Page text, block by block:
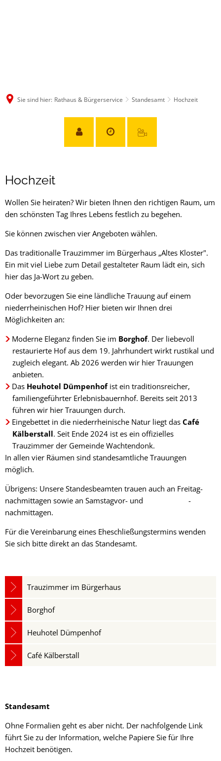
Sie sind hier: Rathaus & Bürgerservice Standesamt Hochzeit
Hochzeit
Hochzeit
Wollen Sie heiraten? Wir bieten Ihnen den richtigen Raum, um
den schönsten Tag Ihres Lebens festlich zu begehen.
Sie können zwischen vier Angeboten wählen.
Das traditionalle Trauzimmer im Bürgerhaus „Altes Kloster".
Ein mit viel Liebe zum Detail gestalteter Raum lädt ein, sich
hier das Ja-Wort zu geben.
Oder bevorzugen Sie eine ländliche Trauung auf einem
niederrheinischen Hof? Hier bieten wir Ihnen drei
Möglichkeiten an:
Moderne Eleganz finden Sie im Borghof. Der liebevoll
restaurierte Hof aus dem 19. Jahrhundert wirkt rustikal und
zugleich elegant. Ab 2026 werden wir hier Trauungen
anbieten.
Das Heuhotel Dümpenhofist ein traditionsreicher,
familiengeführter Erlebnisbauernhof. Bereits seit 2013
führen wir hier Trauungen durch.
Eingebettet in die niederrheinische Natur liegt das Café
Kälberstall. Seit Ende 2024 ist es ein offizielles
Trauzimmer der Gemeinde Wachtendonk.
In allen vier Räumen sind standesamtliche Trauungen
möglich.
Übrigens: Unsere Standesbeamten trauen auch an Freitag­
nachmittagen sowie an Samstagvor- und -
nachmittagen.
Für die Vereinbarung eines Eheschließungstermins wenden
Sie sich bitte direkt an das Standesamt.
Trauzimmer im Bürgerhaus
Borghof
Heuhotel Dümpenhof
Café Kälberstall
Standesamt
Ohne Formalien geht es aber nicht. Der nachfolgende Link
führt Sie zu der Information, welche Papiere Sie für Ihre
Hochzeit benötigen.